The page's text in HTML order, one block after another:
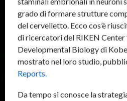
grado di formare strutture
del cervelletto. Ecco cos’è
di ricercatori del RIKEN
Developmental Biology di
mostrato nel loro studio,
Reports.
Da tempo si conosce la